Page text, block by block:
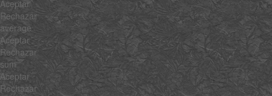
Aceptar
Rechazar
average
Aceptar
Rechazar
sum
Aceptar
Rechazar